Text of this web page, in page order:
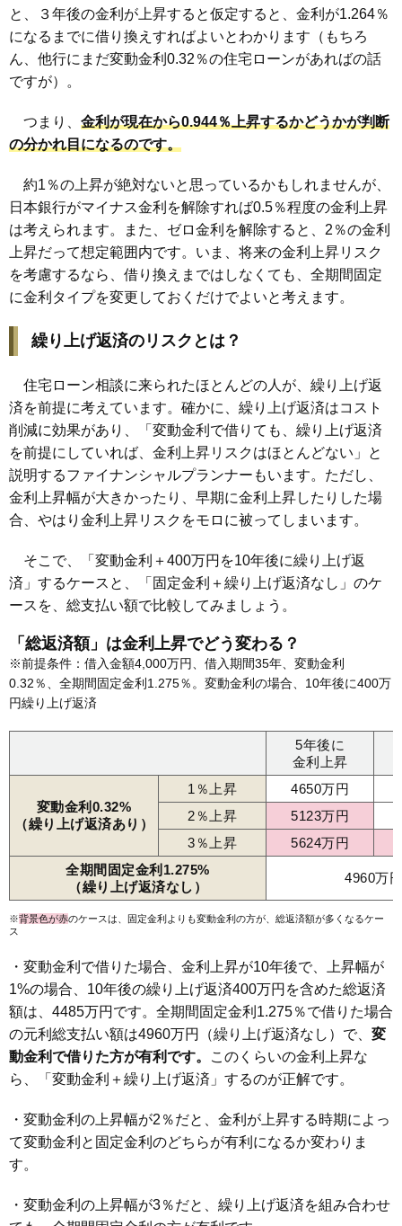
と、３年後の金利が上昇すると仮定すると、金利が1.264％
になるまでに借り換えすればよいとわかります（もちろ
ん、他行にまだ変動金利0.32％の住宅ローンがあればの話
ですが）。
つまり、 金利が現在から0.944％上昇するかどうかが判断
の分かれ目になるのです。
約1％の上昇が絶対ないと思っているかもしれませんが、
日本銀行がマイナス金利を解除すれば0.5％程度の金利上昇
は考えられます。また、ゼロ金利を解除すると、2％の金利
上昇だって想定範囲内です。いま、将来の金利上昇リスク
を考慮するなら、借り換えまではしなくても、全期間固定
に金利タイプを変更しておくだけでよいと考えます。
繰り上げ返済のリスクとは？
住宅ローン相談に来られたほとんどの人が、繰り上げ返
済を前提に考えています。確かに、繰り上げ返済はコスト
削減に効果があり、「変動金利で借りても、繰り上げ返済
を前提にしていれば、金利上昇リスクはほとんどない」と
説明するファイナンシャルプランナーもいます。ただし、
金利上昇幅が大きかったり、早期に金利上昇したりした場
合、やはり金利上昇リスクをモロに被ってしまいます。
そこで、「変動金利＋400万円を10年後に繰り上げ返
済」するケースと、「固定金利＋繰り上げ返済なし」のケ
ースを、総支払い額で比較してみましょう。
「総返済額」は金利上昇でどう変わる？
※前提条件：借入金額4,000万円、借入期間35年、変動金利
0.32％、全期間固定金利1.275％。変動金利の場合、10年後に400万
円繰り上げ返済
5年後に
金利上昇
変動金利0.32%
（繰り上げ返済あり）
1％上昇 4650万円
2％上昇
5123万円
3％上昇
5624万円
全期間固定金利1.275%
（繰り上げ返済なし）
4960万円
※背景色が赤のケースは、固定金利よりも変動金利の方が、総返済額が多くなるケー
ス
・変動金利で借りた場合、金利上昇が10年後で、上昇幅が
1%の場合、10年後の繰り上げ返済400万円を含めた総返済
額は、4485万円です。全期間固定金利1.275％で借りた場合
の元利総支払い額は4960万円（繰り上げ返済なし）で、 変
動金利で借りた方が有利です。
このくらいの金利上昇な
ら、「変動金利＋繰り上げ返済」するのが正解です。
・変動金利の上昇幅が2％だと、金利が上昇する時期によっ
て変動金利と固定金利のどちらが有利になるか変わりま
す。
・変動金利の上昇幅が3％だと、繰り上げ返済を組み合わせ